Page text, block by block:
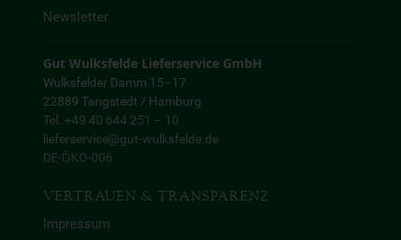
Newsletter
Gut Wulksfelde Lieferservice GmbH
Wulksfelder Damm 15–17
22889 Tangstedt / Hamburg
Tel. +49 40 644 251 – 10
lieferservice@gut-wulksfelde.de
DE-ÖKO-006
VERTRAUEN & TRANSPARENZ
Impressum